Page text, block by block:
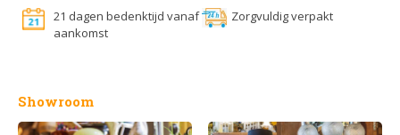
21 dagen bedenktijd vanaf
aankomst
Zorgvuldig verpakt
Showroom